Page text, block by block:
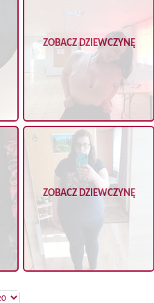
ZOBACZ DZIEWCZYNĘ
ZOBACZ DZIEWCZYNĘ